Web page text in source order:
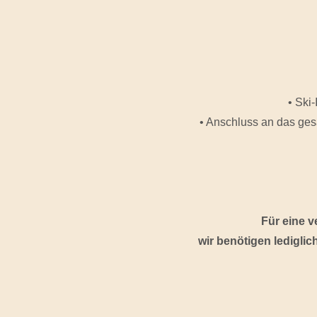
•
• Anschluss an das
Für eine
wir benötigen